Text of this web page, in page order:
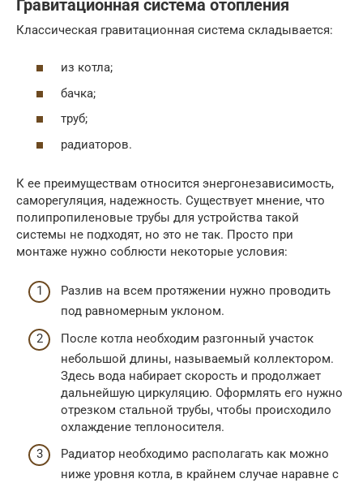
Гравитационная система отопления
Классическая гравитационная система складывается:
из котла;
бачка;
труб;
радиаторов.
К ее преимуществам относится энергонезависимость,
саморегуляция, надежность. Существует мнение, что
полипропиленовые трубы для устройства такой
системы не подходят, но это не так. Просто при
монтаже нужно соблюсти некоторые условия:
Разлив на всем протяжении нужно проводить
под равномерным уклоном.
После котла необходим разгонный участок
небольшой длины, называемый коллектором.
Здесь вода набирает скорость и продолжает
дальнейшую циркуляцию. Оформлять его нужно
отрезком стальной трубы, чтобы происходило
охлаждение теплоносителя.
Радиатор необходимо располагать как можно
ниже уровня котла, в крайнем случае наравне с